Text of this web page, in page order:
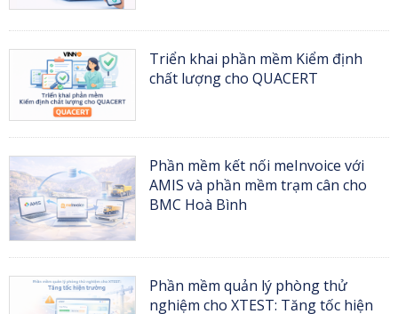
Triển khai phần mềm Kiểm định
chất lượng cho QUACERT
Phần mềm kết nối meInvoice với
AMIS và phần mềm trạm cân cho
BMC Hoà Bình
Phần mềm quản lý phòng thử
nghiệm cho XTEST: Tăng tốc hiện